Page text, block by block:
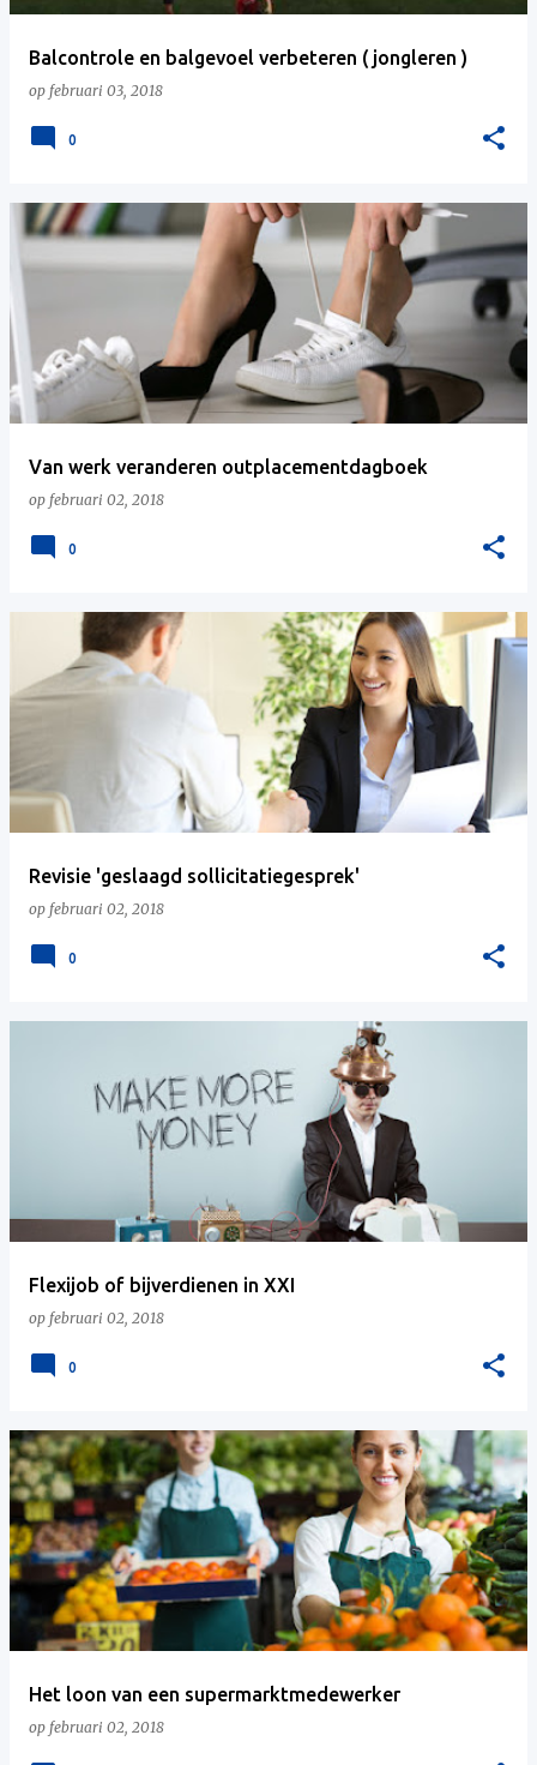
Balcontrole en balgevoel verbeteren ( jongleren )
op februari 03, 2018
0
Van werk veranderen outplacementdagboek
op februari 02, 2018
0
Revisie 'geslaagd sollicitatiegesprek'
op februari 02, 2018
0
Flexijob of bijverdienen in XXI
op februari 02, 2018
0
Het loon van een supermarktmedewerker
op februari 02, 2018